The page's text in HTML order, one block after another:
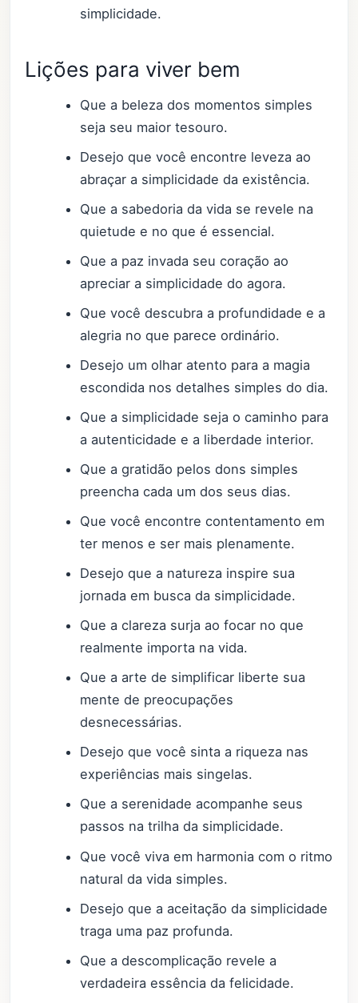
simplicidade.
Lições para viver bem
Que a beleza dos momentos simples
seja seu maior tesouro.
Desejo que você encontre leveza ao
abraçar a simplicidade da existência.
Que a sabedoria da vida se revele na
quietude e no que é essencial.
Que a paz invada seu coração ao
apreciar a simplicidade do agora.
Que você descubra a profundidade e a
alegria no que parece ordinário.
Desejo um olhar atento para a magia
escondida nos detalhes simples do dia.
Que a simplicidade seja o caminho para
a autenticidade e a liberdade interior.
Que a gratidão pelos dons simples
preencha cada um dos seus dias.
Que você encontre contentamento em
ter menos e ser mais plenamente.
Desejo que a natureza inspire sua
jornada em busca da simplicidade.
Que a clareza surja ao focar no que
realmente importa na vida.
Que a arte de simplificar liberte sua
mente de preocupações
desnecessárias.
Desejo que você sinta a riqueza nas
experiências mais singelas.
Que a serenidade acompanhe seus
passos na trilha da simplicidade.
Que você viva em harmonia com o ritmo
natural da vida simples.
Desejo que a aceitação da simplicidade
traga uma paz profunda.
Que a descomplicação revele a
verdadeira essência da felicidade.